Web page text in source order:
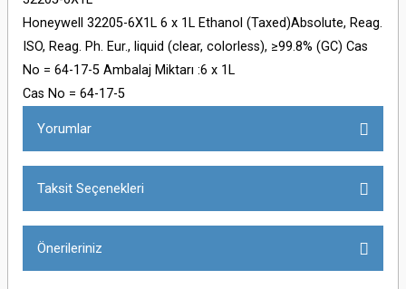
Honeywell 32205-6X1L 6 x 1L Ethanol (Taxed)Absolute, Reag.
ISO, Reag. Ph. Eur., liquid (clear, colorless), ≥99.8% (GC) Cas
No = 64-17-5 Ambalaj Miktarı :6 x 1L
Cas No = 64-17-5
Yorumlar
Taksit Seçenekleri
Önerileriniz